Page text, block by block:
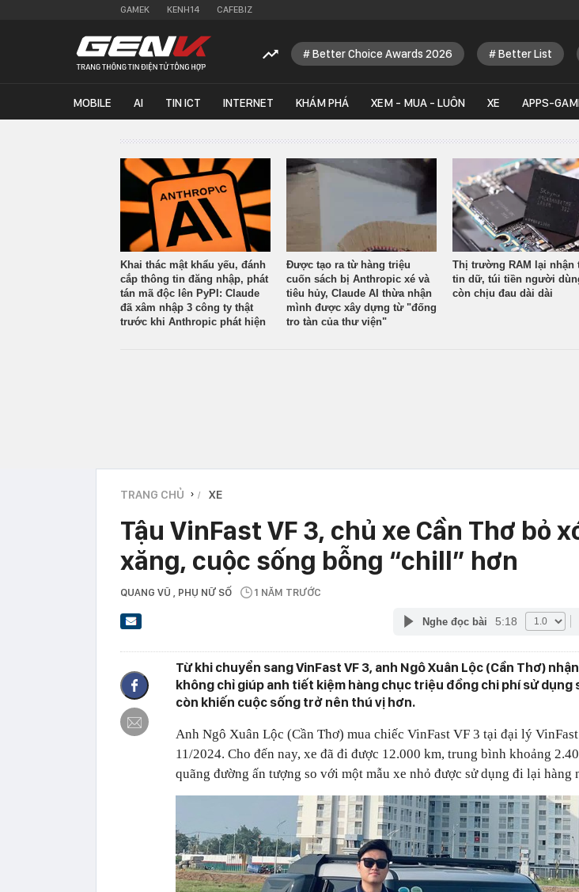
GAMEK KENH14 CAFEBIZ
Better Choice Awards 2026 Better List
MOBILE AI TIN ICT INTERNET KHÁM PHÁ XEM - MUA - LUÔN XE APPS-
Khai thác mật khẩu yếu, đánh
cắp thông tin đăng nhập, phát
tán mã độc lên PyPI: Claude
đã xâm nhập 3 công ty thật
trước khi Anthropic phát hiện
Được tạo ra từ hàng triệu
cuốn sách bị Anthropic xé và
tiêu hủy, Claude AI thừa nhận
mình được xây dựng từ "đống
tro tàn của thư viện"
Thị trường RAM lại nhận
tin dữ, túi tiền người
còn chịu đau dài dài
TRANG CHỦ › XE
Tậu VinFast VF 3, chủ xe Cần Thơ bỏ
xăng, cuộc sống bỗng “chill” hơn
QUANG VŨ , PHỤ NỮ SỐ 1 NĂM TRƯỚC
Nghe đọc bài 5:18
Từ khi chuyển sang VinFast VF 3, anh Ngô Xuân Lộc (Cần Thơ)
không chỉ giúp anh tiết kiệm hàng chục triệu đồng chi phí sử dụng
còn khiến cuộc sống trở nên thú vị hơn.
Anh Ngô Xuân Lộc (Cần Thơ) mua chiếc VinFast VF 3 tại đại lý
11/2024. Cho đến nay, xe đã đi được 12.000 km, trung bình khoảng
quãng đường ấn tượng so với một mẫu xe nhỏ được sử dụng đi lại hàng